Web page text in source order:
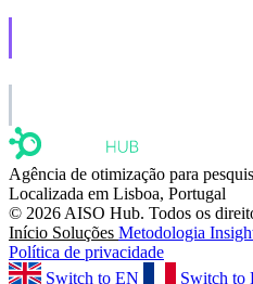
Agência de otimização para
Localizada em Lisboa, Portugal
© 2026 AISO Hub. Todos os
Início Soluções Metodologia
Política de privacidade
Switch to EN
Switch to